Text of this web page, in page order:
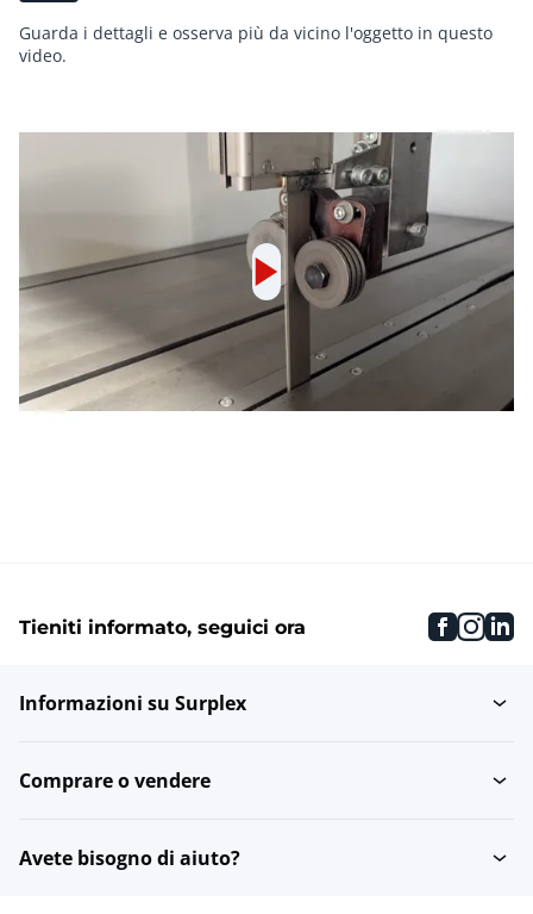
Guarda i dettagli e osserva più da vicino l'oggetto in questo
video.
Tieniti informato, seguici ora
Informazioni su Surplex
Comprare o vendere
Avete bisogno di aiuto?